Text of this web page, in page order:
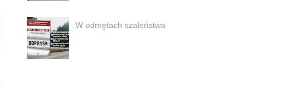
W odmętach szaleństwa